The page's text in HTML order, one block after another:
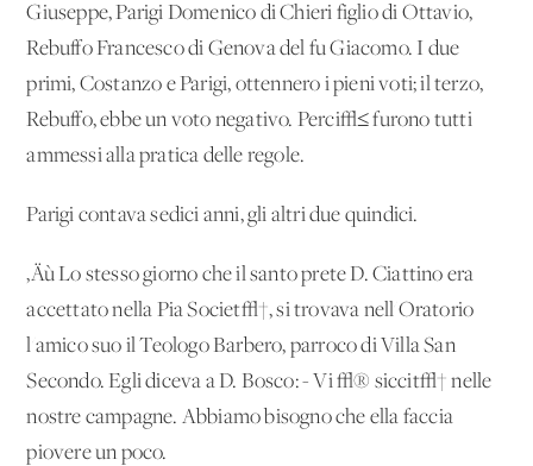
Giuseppe, Parigi Domenico di Chieri figlio di Ottavio,
Rebuffo Francesco di Genova del fu Giacomo. I due
primi, Costanzo e Parigi, ottennero i pieni voti; il terzo,
Rebuffo, ebbe un voto negativo. Perci√≤ furono tutti
ammessi alla pratica delle regole.
Parigi contava sedici anni, gli altri due quindici.
‚Äù Lo stesso giorno che il santo prete D. Ciattino era
accettato nella Pia Societ√†, si trovava nell'Oratorio
l'amico suo il Teologo Barbero, parroco di Villa San
Secondo. Egli diceva a D. Bosco: - Vi √® siccit√† nelle
nostre campagne. Abbiamo bisogno che ella faccia
piovere un poco.